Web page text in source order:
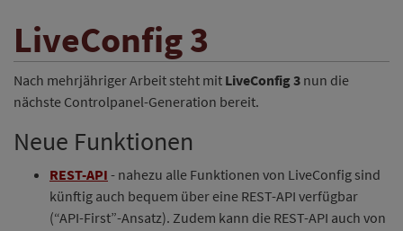
LiveConfig 3
Nach mehrjähriger Arbeit steht mit LiveConfig 3 nun die
nächste Controlpanel-Generation bereit.
Neue Funktionen
REST-API - nahezu alle Funktionen von LiveConfig sind
künftig auch bequem über eine REST-API verfügbar
(“API-First”-Ansatz). Zudem kann die REST-API auch von